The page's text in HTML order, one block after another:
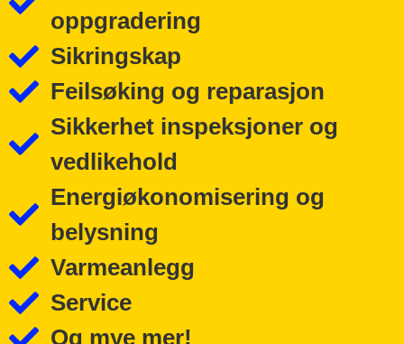
oppgradering
Sikringskap
Feilsøking og reparasjon
Sikkerhet inspeksjoner og
vedlikehold
Energiøkonomisering og
belysning
Varmeanlegg
Service
Og mye mer!